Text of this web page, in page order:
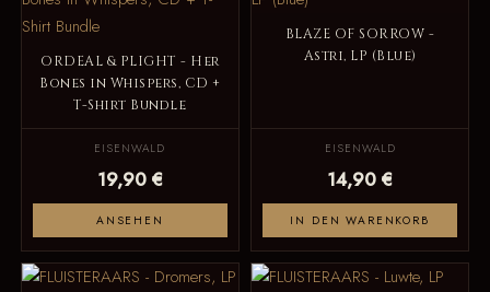
ORDEAL & PLIGHT - Her
Bones in Whispers, CD +
T-Shirt Bundle
EISENWALD
19,90 €
ANSEHEN
BLAZE OF SORROW -
Astri, LP (Blue)
EISENWALD
14,90 €
IN DEN WARENKORB